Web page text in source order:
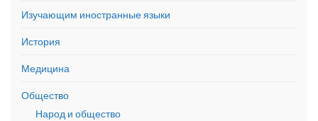
Изучающим иностранные языки
История
Медицина
Общество
Народ и общество